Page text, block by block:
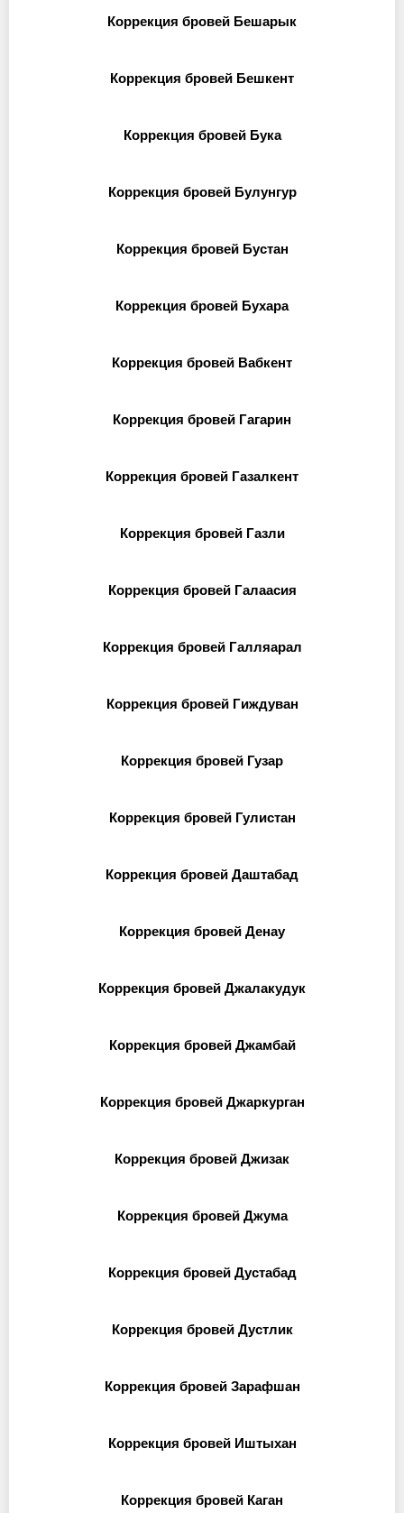
Коррекция бровей Бешарык
Коррекция бровей Бешкент
Коррекция бровей Бука
Коррекция бровей Булунгур
Коррекция бровей Бустан
Коррекция бровей Бухара
Коррекция бровей Вабкент
Коррекция бровей Гагарин
Коррекция бровей Газалкент
Коррекция бровей Газли
Коррекция бровей Галаасия
Коррекция бровей Галляарал
Коррекция бровей Гиждуван
Коррекция бровей Гузар
Коррекция бровей Гулистан
Коррекция бровей Даштабад
Коррекция бровей Денау
Коррекция бровей Джалакудук
Коррекция бровей Джамбай
Коррекция бровей Джаркурган
Коррекция бровей Джизак
Коррекция бровей Джума
Коррекция бровей Дустабад
Коррекция бровей Дустлик
Коррекция бровей Зарафшан
Коррекция бровей Иштыхан
Коррекция бровей Каган